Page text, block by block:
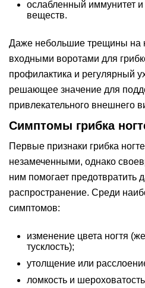
ослабленный иммунитет
веществ.
Даже небольшие трещины на
входными воротами для
профилактика и регулярный
решающее значение для
привлекательного внешнего
Симптомы грибка
Первые признаки грибка
незамеченными, однако
ним помогает предотвратить
распространение. Среди
симптомов:
изменение цвета ногтя
тусклость);
утолщение или
ломкость и